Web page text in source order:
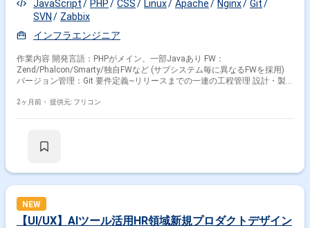
JavaScript
PHP CSS Linux Apache Nginx
Git
SVN
Zabbix
インフラエンジニア
作業内容 開発言語：PHPがメイン、一部Javaあり FW：
Zend/Phalcon/Smarty/独自FWなど (サブシステム毎に異なるFWを採用)
バージョン管理：Git 要件定義~リリースまでの一連の工程管理 設計・製
2ヶ月前・ 提供元: フリコン
NEW
【UI/UX】AIツール活用HR領域新規プロダクトデザイン